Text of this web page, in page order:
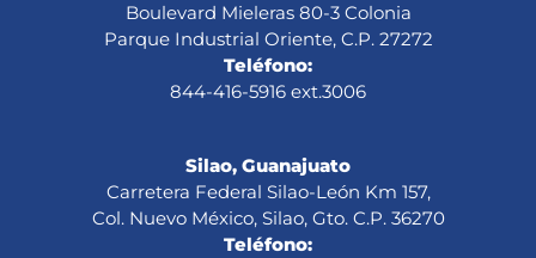
Boulevard Mieleras 80-3 Colonia
Parque Industrial Oriente, C.P. 27272
Teléfono:
844-416-5916 ext.3006
Silao, Guanajuato
Carretera Federal Silao-León Km 157,
Col. Nuevo México, Silao, Gto. C.P. 36270
Teléfono: